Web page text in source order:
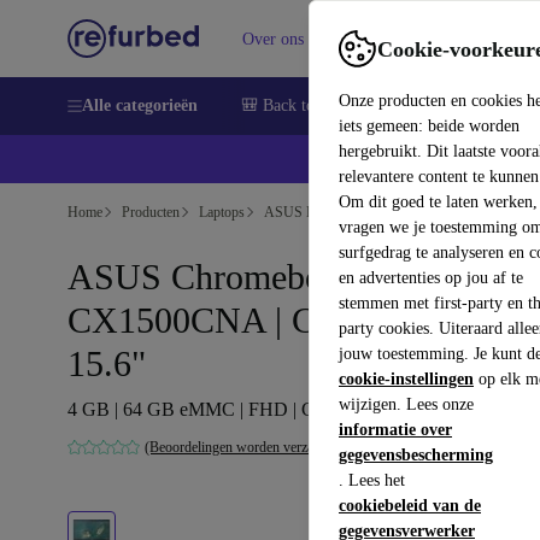
Cookie-
Onze producten en cookies
iets gemeen: beide worden
hergebruikt. Dit laatste
relevantere content te
Om dit goed te laten werken,
vragen we je toestemming
surfgedrag te analyseren en
en advertenties op jou af te
stemmen met first-party en
party cookies. Uiteraard
jouw toestemming. Je kunt
cookie-instellingen op elk
wijzigen. Lees onze
informatie over
gegevensbescherming
. Lees het
cookiebeleid van de
gegevensverwerker
Over ons Verkopen Support
Alle categorieën 🎒 Back to school Smartphones
Home Producten Laptops ASUS Laptops
ASUS Chromebook
CX1500CNA | Celeron N3350 |
15.6"
4 GB | 64 GB eMMC | FHD | Chrome OS | ES
(Beoordelingen worden verzameld)